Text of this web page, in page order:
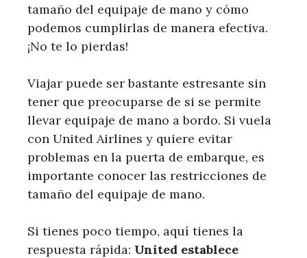
tamaño del equipaje de mano y cómo
podemos cumplirlas de manera efectiva.
¡No te lo pierdas!
Viajar puede ser bastante estresante sin
tener que preocuparse de si se permite
llevar equipaje de mano a bordo. Si vuela
con United Airlines y quiere evitar
problemas en la puerta de embarque, es
importante conocer las restricciones de
tamaño del equipaje de mano.
Si tienes poco tiempo, aquí tienes la
respuesta rápida: United establece